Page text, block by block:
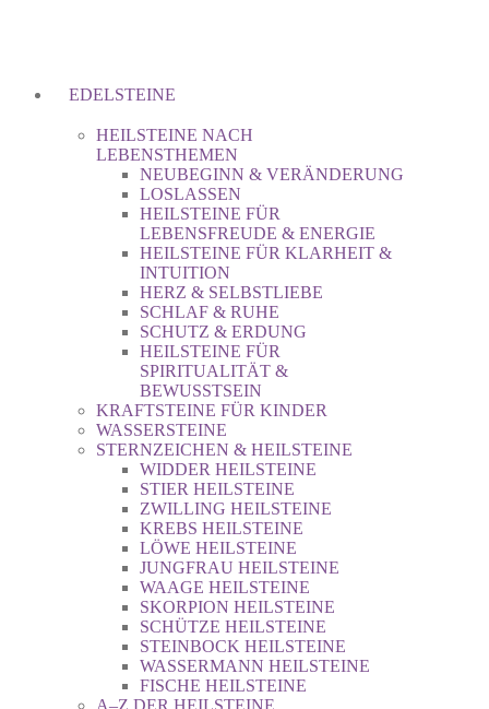
EDELSTEINE
HEILSTEINE NACH
LEBENSTHEMEN
NEUBEGINN & VERÄNDERUNG
LOSLASSEN
HEILSTEINE FÜR
LEBENSFREUDE & ENERGIE
HEILSTEINE FÜR KLARHEIT &
INTUITION
HERZ & SELBSTLIEBE
SCHLAF & RUHE
SCHUTZ & ERDUNG
HEILSTEINE FÜR
SPIRITUALITÄT &
BEWUSSTSEIN
KRAFTSTEINE FÜR KINDER
WASSERSTEINE
STERNZEICHEN & HEILSTEINE
WIDDER HEILSTEINE
STIER HEILSTEINE
ZWILLING HEILSTEINE
KREBS HEILSTEINE
LÖWE HEILSTEINE
JUNGFRAU HEILSTEINE
WAAGE HEILSTEINE
SKORPION HEILSTEINE
SCHÜTZE HEILSTEINE
STEINBOCK HEILSTEINE
WASSERMANN HEILSTEINE
FISCHE HEILSTEINE
A–Z DER HEILSTEINE